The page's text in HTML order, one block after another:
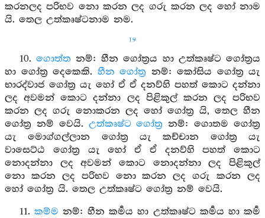
කරනලද පරිභව නො කරන ලද ගරු කරන ලද හෝ නාම
යි. තෙල උත්කෘෂ්ටනාම නම.
19
10. ගොත්ත නම්: හීන ගෝත්‍රය හා උත්කෘෂ්ට ගෝත්‍රය
හා ගෝත්‍ර දෙකෙකි. හීන ගෝත්‍ර නම්: කෝසිය ගෝත්‍ර යැ
භාරද්වාජ ගෝත්‍ර යැ හෝ ඒ ඒ දනව්හි පහත් කොට දන්නා
ලද අවමන් කොට දන්නා ලද පිළිකුල් කරන ලද පරිභව
කරන ලද ගරු නොකරන ලද හෝ ගෝත්‍ර යි, තෙල හීන
ගෝත්‍ර නම් වෙයි. උත්කෘෂ්ට ගෝත්‍ර නම්: ගොතම ගෝත්‍ර
යැ මොග්ගල්ලාන ගෝත්‍ර යැ කච්චාන ගෝත්‍ර යැ
වාසෙට්ඨ ගෝත්‍ර යැ හෝ ඒ ඒ දනව්හි පහත් කොට
නොදන්නා ලද අවමන් කොට නොදන්නා ලද පිළිකුල්
නො කරන ලද පරිභව නො කරන ලද ගරු කරන ලද
හෝ ගෝත්‍ර යි. තෙල උත්කෘෂ්ට ගෝත්‍ර නම් වෙයි.
11. කම්ම නම්: හීන කර්‍මය හා උත්කෘෂ්ට කර්‍මය හා කර්‍ම